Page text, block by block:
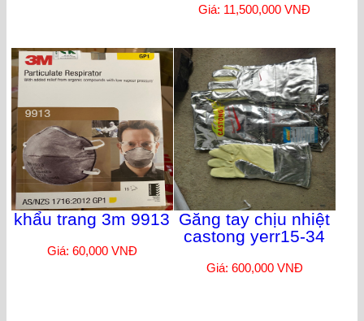
Giá: 11,500,000 VNĐ
khẩu trang 3m 9913
Giá: 60,000 VNĐ
Găng tay chịu nhiệt
castong yerr15-34
Giá: 600,000 VNĐ